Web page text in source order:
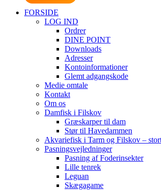
FORSIDE
LOG IND
Ordrer
DINE POINT
Downloads
Adresser
Kontoinformationer
Glemt adgangskode
Medie omtale
Kontakt
Om os
Damfisk i Filskov
Græskarper til dam
Stør til Havedammen
Akvariefisk i Tarm og Filskov –
Pasningsvejledninger
Pasning af Foderinsekter
Lille tenrek
Leguan
Skægagame